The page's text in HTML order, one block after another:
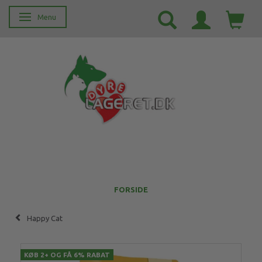
Skifte navigation
Menu
FORSIDE
Happy Cat
KØB 2+ OG FÅ 6% RABAT